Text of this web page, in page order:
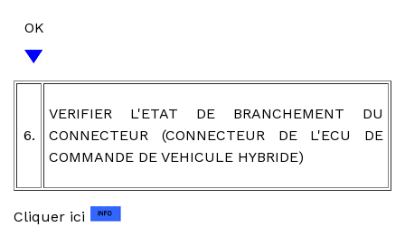
OK
6.
VERIFIER L'ETAT DE BRANCHEMENT DU
CONNECTEUR (CONNECTEUR DE L'ECU DE
COMMANDE DE VEHICULE HYBRIDE)
Cliquer ici